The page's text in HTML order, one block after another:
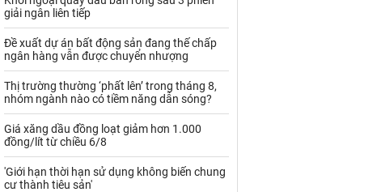
Khí đốt
Kim loại khác Mắc ca
Muối Ngũ cốc
Nhựa - Hạt nhựa
Palladium Phân bón
Rau - Củ -Quả
giải ngân liên tiếp
Đề xuất dự án bất động sản đang thế chấp
ngân hàng vẫn được chuyển nhượng
Thị trường thường ‘phất lên’ trong tháng 8,
nhóm ngành nào có tiềm năng dẫn sóng?
Giá xăng dầu đồng loạt giảm hơn 1.000
đồng/lít từ chiều 6/8
'Giới hạn thời hạn sử dụng không biến chung
cư thành tiêu sản'